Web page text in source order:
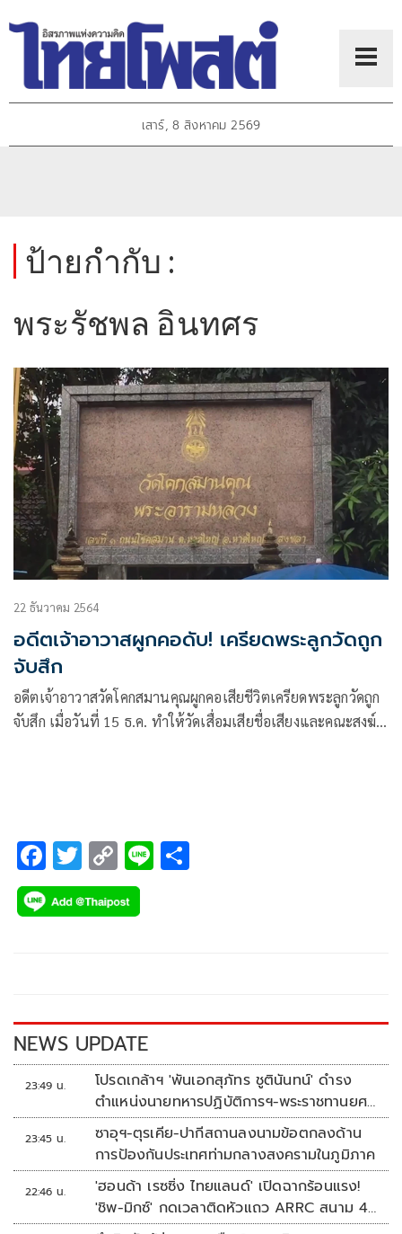
เสาร์, 8 สิงหาคม 2569
ป้ายกำกับ :
พระรัชพล อินทศร
22 ธันวาคม 2564
อดีตเจ้าอาวาสผูกคอดับ! เครียดพระลูกวัดถูก
จับสึก
อดีตเจ้าอาวาสวัดโคกสมานคุณผูกคอเสียชีวิตเครียดพระลูกวัดถูก
จับสึก เมื่อวันที่ 15 ธ.ค. ทำให้วัดเสื่อมเสียชื่อเสียงและคณะสงฆ์
F
ac
e
k
T
wi
tt
C
o
p
k
Li
NEWS UPDATE
23:49 น.
โปรดเกล้าฯ 'พันเอกสุภัทร ชูตินันทน์' ดำรง
ตำแหน่งนายทหารปฏิบัติการฯ-พระราชทานยศ
'พลตรี'
23:45 น.
ซาอุฯ-ตุรเคีย-ปากีสถานลงนามข้อตกลงด้าน
การป้องกันประเทศท่ามกลางสงครามในภูมิภาค
22:46 น.
'ฮอนด้า เรซซิ่ง ไทยแลนด์' เปิดฉากร้อนแรง!
'ชิพ-มิกซ์' กดเวลาติดหัวแถว ARRC สนาม 4
ที่มัลดาลิกา